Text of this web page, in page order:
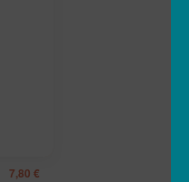
7,80 €